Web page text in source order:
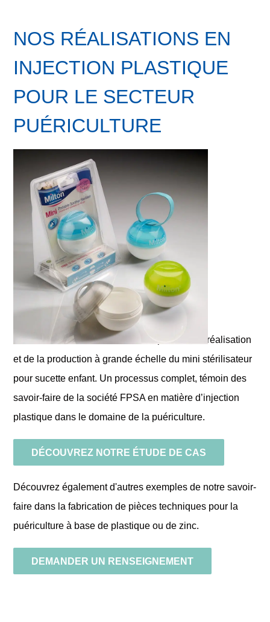
NOS RÉALISATIONS EN
INJECTION PLASTIQUE
POUR LE SECTEUR
PUÉRICULTURE
Découvrez les détails de la
réalisation
et de la productionà grande échelle du mini stérilisateur
pour sucette enfant. Un processus complet, témoin des
savoir-faire de la société FPSA en matière d’injection
plastique dans le domaine de la puériculture.
DÉCOUVREZ NOTRE ÉTUDE DE CAS
Découvrez également d'autres exemples de notre savoir-
faire dans la fabrication de pièces techniques pour la
puériculture à base de plastique ou de zinc.
DEMANDER UN RENSEIGNEMENT